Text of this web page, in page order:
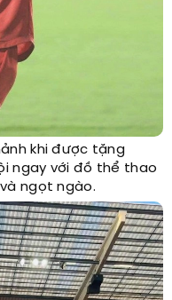
khi được tặng
ngay với đồ thể thao
ngọt ngào.